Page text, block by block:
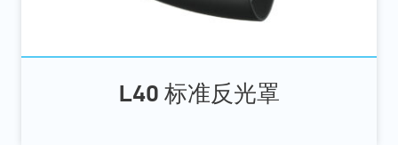
L40 标准反光罩